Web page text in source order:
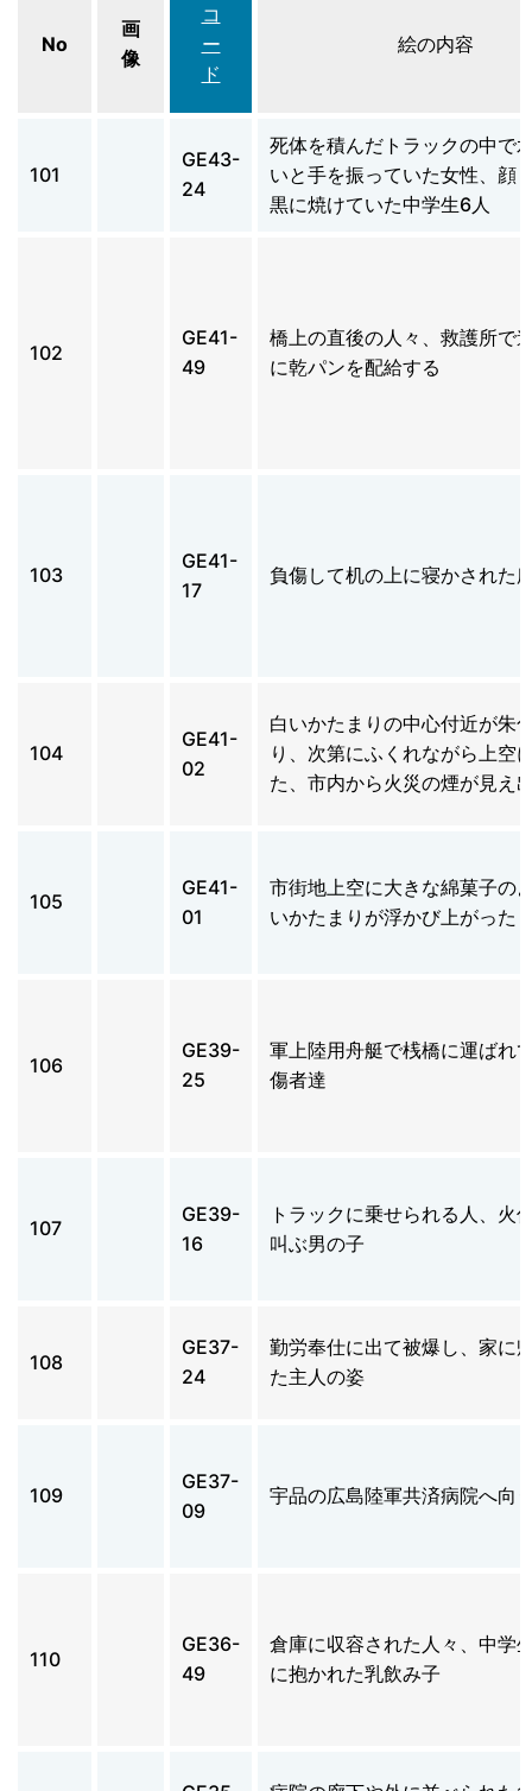
No
画
像
コ
ー
ド
絵の内容
101
GE43-
24
死体を積んだトラックの中で
いと手を振っていた女性、顔
黒に焼けていた中学生6人
102
GE41-
49
橋上の直後の人々、救護所で
に乾パンを配給する
103
GE41-
17
負傷して机の上に寝かされた
104
GE41-
02
白いかたまりの中心付近が朱
り、次第にふくれながら上空
た、市内から火災の煙が見え
105
GE41-
01
市街地上空に大きな綿菓子の
いかたまりが浮かび上がった
106
GE39-
25
軍上陸用舟艇で桟橋に運ばれ
傷者達
107
GE39-
16
トラックに乗せられる人、火
叫ぶ男の子
108
GE37-
24
勤労奉仕に出て被爆し、家に
た主人の姿
109
GE37-
09
宇品の広島陸軍共済病院へ向
110
GE36-
49
倉庫に収容された人々、中学
に抱かれた乳飲み子